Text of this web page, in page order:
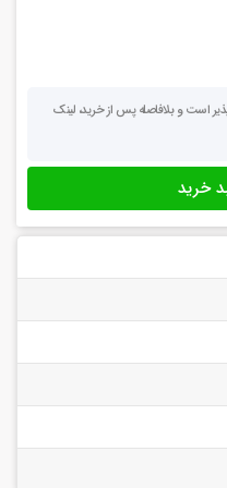
است و بلافاصله پس از خرید، لینک
خرید